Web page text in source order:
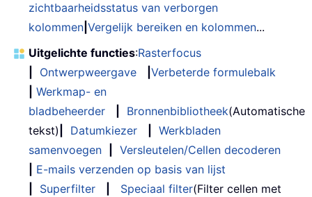
zichtbaarheidsstatus van verborgen
kolommen Vergelijk bereiken en kolommen...
Uitgelichte functies:Rasterfocus
Ontwerpweergave
Verbeterde formulebalk
Werkmap- en
bladbeheerder
Bronnenbibliotheek(Automatische
tekst)
Datumkiezer
Werkbladen
samenvoegen
Versleutelen/Cellen decoderen
E-mails verzenden op basis van lijst
Superfilter Speciaal filter(Filter cellen met